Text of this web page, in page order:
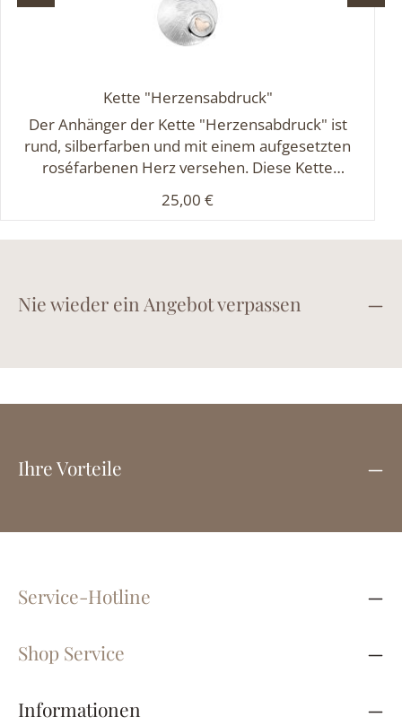
Kette "Herzensabdruck"
Der Anhänger der Kette "Herzensabdruck" ist
rund, silberfarben und mit einem aufgesetzten
roséfarbenen Herz versehen. Diese Kette
einem feinem Herz. Das kleine rosé Herz wird von
jedes Stück zu etwas ganz Besonderem. Länge
der Kette: ca. 45 cmMaße des Anhängers: Ø ca.
Regulärer Preis:
25,00 €
Nie wieder ein Angebot verpassen
Ihre Vorteile
Service-Hotline
Shop Service
Informationen